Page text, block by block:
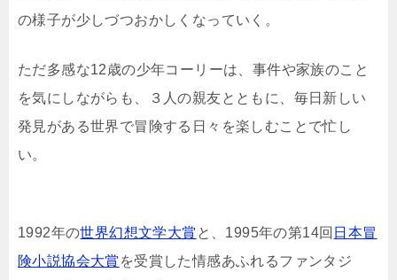
の様子が少しづつおかしくなっていく。
ただ多感な12歳の少年コーリーは、事件や家族のこと
を気にしながらも、３人の親友とともに、毎日新しい
発見がある世界で冒険する日々を楽しむことで忙し
い。
1992年の世界幻想文学大賞 と、1995年の第14回 日本冒
険小説協会大賞 を受賞した情感あふれるファンタジ